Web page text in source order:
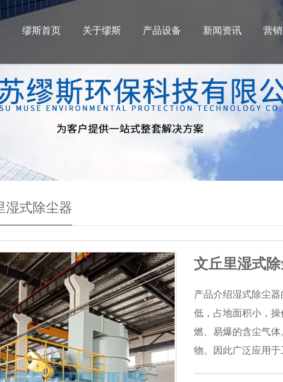
缪斯首页 关于缪斯 产品设备 新闻资讯 营
湿式除尘器
文丘里湿式
产品介绍湿式除尘
低，占地面积小，
燃、易爆的含尘气
物。因此广泛应用于